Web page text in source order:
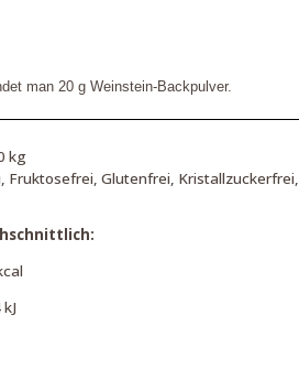
man 20 g Weinstein-Backpulver.
kg
Fruktosefrei, Glutenfrei,